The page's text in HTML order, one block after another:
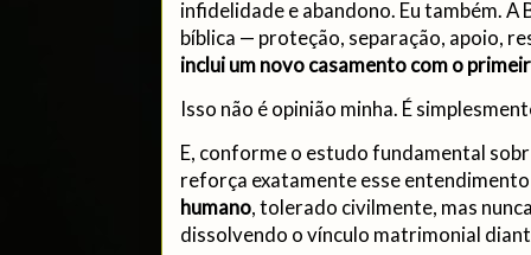
infidelidade e abandono. Eu também. A
bíblica — proteção, separação, apoio,
inclui um novo casamento com o
Isso não é opinião minha. É
E, conforme o estudo fundamental
reforça exatamente esse
humano, tolerado civilmente, mas
dissolvendo o vínculo matrimonial